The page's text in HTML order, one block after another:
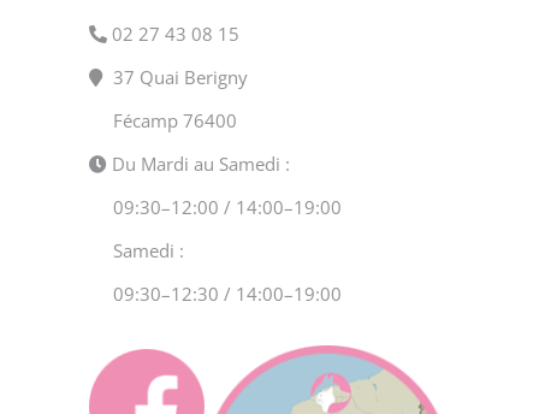
02 27 43 08 15
37 Quai Berigny
Fécamp 76400
Du Mardi au Samedi :
09:30–12:00 / 14:00–19:00
Samedi :
09:30–12:30 / 14:00–19:00